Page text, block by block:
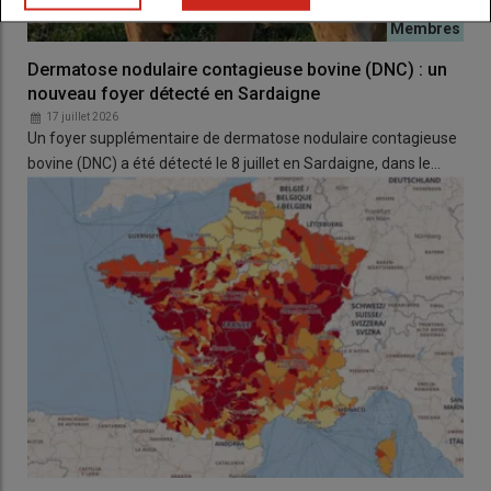
Un niveau de vie plus élevé dans les
régions agricoles proches de Paris
en 2020
Les ménages agricoles dont le niveau de vie est
se concentraient en 2020 dans les régions agricoles
proches
de Paris. Leur niveau de vie médian était supérieur à celui de
l'ensemble des actifs dans la plupart des régions agricoles du
nord de la France (Île-de-France, Hauts-de-France, Grand Est,
Centre-Val de Loire, Bretagne), dans certaines régions
agricoles de Bourgogne-Franche-Comté, dans les régions
agricoles de la façade atlantique et de l’arc méditerranéen,
ainsi que dans celles positionnées le long de la Saône et du
Rhône. Ces territoires coïncident avec des régions agricoles
spécialisées dans la viticulture, l'élevage de porcs et
grandes culturesen particulier lorsqu’elles
sont associées aux cultures industrielles et de légumes de plein
champ.
Dermatose nodulaire contagieuse bovine (DNC) : un
nouveau foyer détecté en Sardaigne
17 juillet 2026
Un foyer supplémentaire de dermatose nodulaire contagieuse
bovine (DNC) a été détecté le 8 juillet en Sardaigne, dans le…